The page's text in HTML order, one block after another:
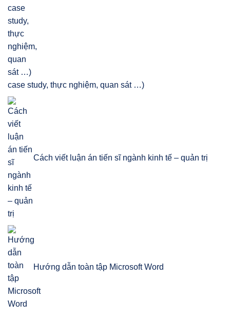
case study, thực nghiệm, quan sát …)
Cách viết luận án tiến sĩ ngành kinh tế – quản trị
Hướng dẫn toàn tập Microsoft Word